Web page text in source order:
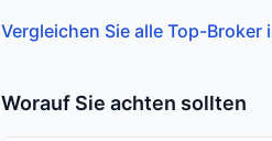
Vergleichen Sie alle Top-Broker
Worauf Sie achten sollten